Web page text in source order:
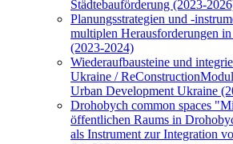
Städtebauförderung (2023-
Planungsstrategien und -
multiplen Herausforderungen
(2023-2024)
Wiederaufbausteine und
Ukraine /
Urban Development Ukraine
Drohobych common spaces
öffentlichen Raums in
als Instrument zur Integration